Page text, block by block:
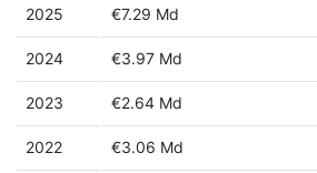
2025 €7.29 Md
2024 €3.97 Md
2023 €2.64 Md
2022 €3.06 Md